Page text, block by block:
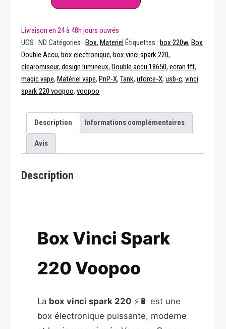
Spark
220
Voopoo
UGS :ND Catégories :Box,Materiel Étiquettes :box 220w,Box
Double Accu,box electronique,box vinci spark 220,
clearomiseur,design lumineux,Double accu 18650,ecran tft,
magic vape,Matériel vape,PnP-X,Tank,uforce-X,usb-c,vinci
spark 220 voopoo,voopoo
Description Informations complémentaires
Avis
Description
Box Vinci Spark
220 Voopoo
La box vinci spark 220 ⚡🔋 est une
box électronique puissante, moderne